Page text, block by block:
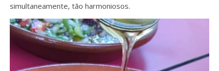
simultaneamente, tão harmoniosos.